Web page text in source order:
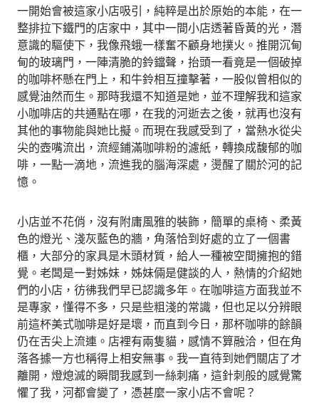
一開始會被這家小店吸引，純粹是出於原始的本能，在一
整排拉下鐵門的店家中，其中一間小店透著昏黃的光，潛
意識的驅使下，我像飛蛾一樣奮不顧身地撲火。推開沉甸
甸的玻璃門，一陣清脆的鈴鐺聲，抬頭一看竟是一個破掉
的咖啡杯懸在門上，和牛鈴相互撞擊著，一股似曾相似的
感覺油然而生。那時我還不知道是她，並不理解我和這家
小咖啡店的共通點在哪，在我的河逝去之後，就再也沒有
其他的事物能與她比擬。而現在我感受到了，當熱水從尖
尖的壺嘴流出，流經鋪滿咖啡粉的濾紙，轉換成馥郁的咖
啡，一點一滴地，流進我的腦海深處，燙醒了關於河的記
憶。
小店並不花俏，沒有附庸風雅的裝飾，簡單的桌椅、柔黃
色的燈光、淺灰藍色的牆，角落恰到好處的立了一個書
櫃，大部分的家具是木頭材質，給人一種被空間擁抱的錯
覺。老闆是一對姊妹，姊妹倆是健談的人，熱情的介紹她
們的小店，彷彿我們早已認識多年。在咖啡這方面我並不
是專家，懂得不多，只是些粗淺的常識，但也足以分辨眼
前這杯美式咖啡是好是壞，而直到今日，那杯咖啡的餘韻
仍在舌尖上流連。店裡有兩隻貓，感情不算融洽，但在角
落各據一方也稱得上相安無事。我一直待到她們關店了才
離開，燈熄滅的瞬間我感到一絲刺痛，這針刺般的感覺驚
懼了我，河都會變了，憑甚麼一家小店不會呢？